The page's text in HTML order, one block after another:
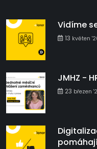
Vidíme
13 květen
JMHZ -
23 březen